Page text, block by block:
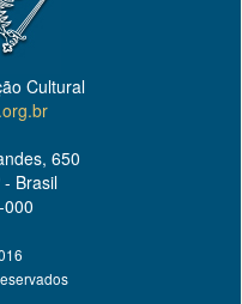
Cultural
650
Brasil